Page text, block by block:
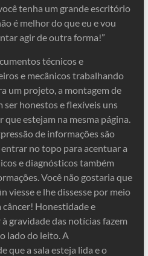
tenha um grande escritório
é melhor do que eu e vou
agir de outra forma!”
técnicos e
e mecânicos trabalhando
um projeto, a montagem de
ser honestos e flexíveis uns
estejam na mesma página.
de informações são
no topo para acentuar a
e diagnósticos também
Você não gostaria que
viesse e lhe dissesse por meio
câncer! Honestidade e
gravidade das notícias fazem
lado do leito. A
que a sala esteja lida e o